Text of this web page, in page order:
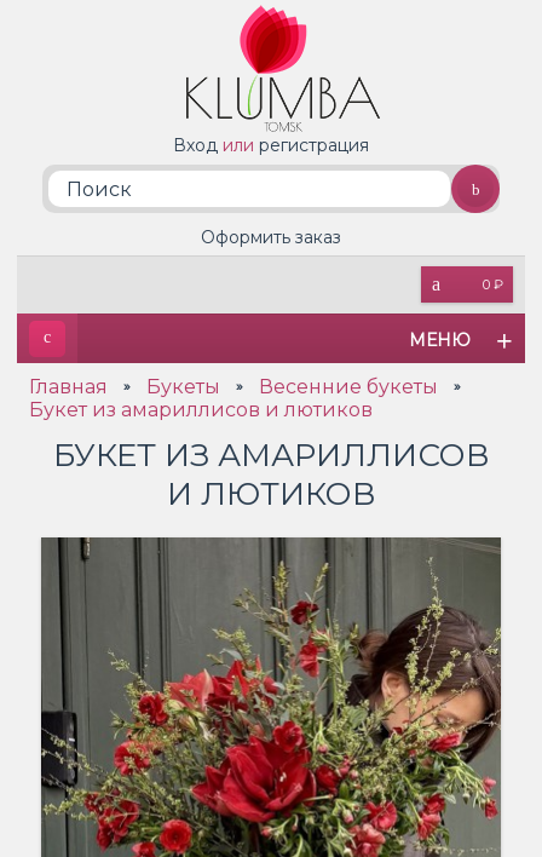
Вход или регистрация
0 ₽
Оформить заказ
МЕНЮ
Главная » Букеты » Весенние букеты »
Букет из амариллисов и лютиков
БУКЕТ ИЗ АМАРИЛЛИСОВ
И ЛЮТИКОВ